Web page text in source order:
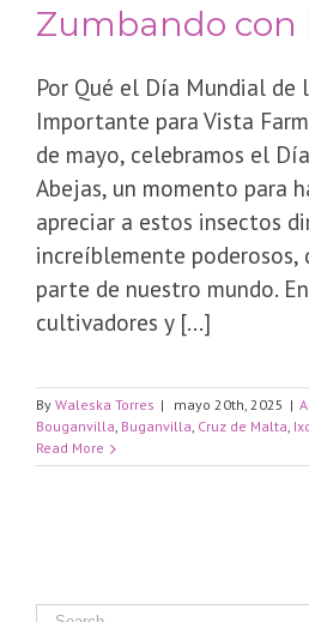
Zumbando con
Por Qué el Día Mundial de
Importante para Vista
de mayo, celebramos el
Abejas, un momento para
apreciar a estos insectos
increíblemente poderosos,
parte de nuestro mundo.
cultivadores y [...]
By Waleska Torres | mayo 20th, 2025 |
Bouganvilla, Buganvilla, Cruz de Malta,
Read More